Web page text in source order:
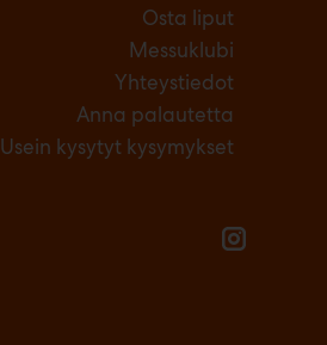
Osta liput
Messuklubi
Yhteystiedot
Anna palautetta
Usein kysytyt kysymykset